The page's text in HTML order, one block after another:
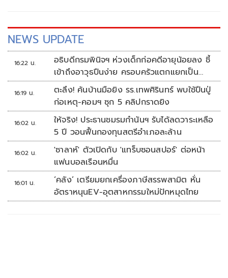
NEWS UPDATE
16:22 น.
อธิบดีกรมพินิจฯ ห่วงเด็กก่อคดีอายุน้อยลง ชี้
เข้าถึงอาวุธปืนง่าย ครอบครัวแตกแยกเป็น
ชนวนสำคัญ
16:19 น.
ตะลึง! ค้นบ้านมือยิง รร.เทพศิรินทร์ พบใช้ปืนปู่
ก่อเหตุ-คอมฯ ซุก 5 คลิปกราดยิง
16:02 น.
ให้จริง! ประธานชมรมกำนันฯ รับได้ลดวาระเหลือ
5 ปี วอนฟื้นกองทุนสตรีอำเภอละล้าน
16:02 น.
'ซาลาห์' ตัวเปิดกับ 'แทร็บซอนสปอร์' ต่อหน้า
แฟนบอลเรือนหมื่น
16:01 น.
‘คลัง’ เตรียมยกเครื่องภาษีสรรพสามิต หั่น
อัตราหนุนEV-อุตสาหกรรมใหม่ปักหมุดไทย